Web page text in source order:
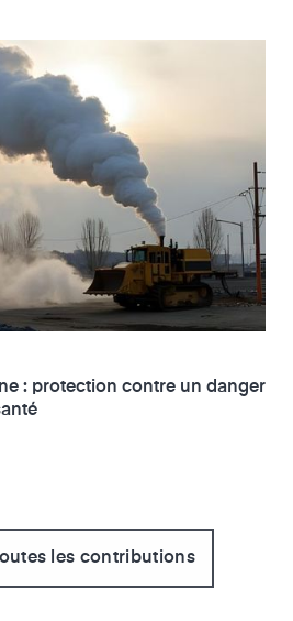
: protection contre un danger
les contributions